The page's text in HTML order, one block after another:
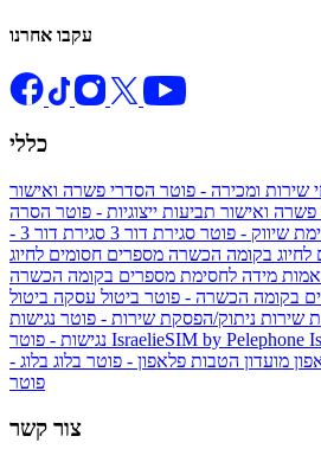
עקבו אחרנו
כללי
שירות ומכירה - פוטר הסדרי פשרה ואישור
ואישור תביעות ייצוגיות - פוטר הסרה
שיווק - פוטר סגירת דור 3
סגירת דור 3 -
לחיוג בקומה הכשרה מספרים חסומים לחיוג
אמות מידה לחסימת מספרים בקומה הכשרה
בקומה הכשרה - פוטר ביטול עסקה ביטול
שירות ניתוק/הפסקת שירות - פוטר נגישות
IsraelieSIM by Pelephone
מועדון הטבות פלאפון - פוטר בלוג בלוג -
פוטר
צור קשר